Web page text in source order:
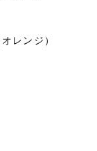
レンジ）